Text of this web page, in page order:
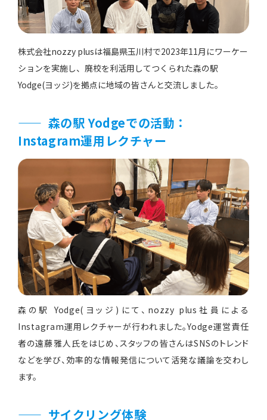
株式会社nozzy plusは福島県玉川村で2023年11月にワーケー
ションを実施し、廃校を利活用してつくられた森の駅
Yodge(ヨッジ)を拠点に地域の皆さんと交流しました。
森の駅 Yodgeでの活動：
Instagram運用レクチャー
森の駅 Yodge(ヨッジ)にて、nozzy plus社員による
Instagram運用レクチャーが行われました。Yodge運営責任
者の遠藤雅人氏をはじめ、スタッフの皆さんはSNSのトレンド
などを学び、効率的な情報発信について活発な議論を交わし
ます。
サイクリング体験